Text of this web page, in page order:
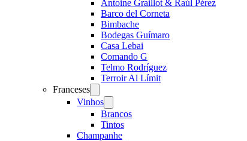
Antoine Graillot & Raúl Pérez
Barco del Corneta
Bimbache
Bodegas Guímaro
Casa Lebai
Comando G
Telmo Rodríguez
Terroir Al Límit
Franceses
menu
Vinhos
menu
Brancos
Tintos
Champanhe